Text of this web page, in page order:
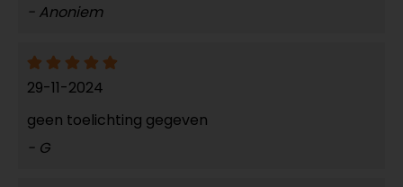
- Anoniem
29-11-2024
geen toelichting gegeven
- G